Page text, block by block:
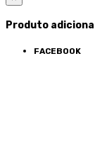
Produto
FACEBOOK